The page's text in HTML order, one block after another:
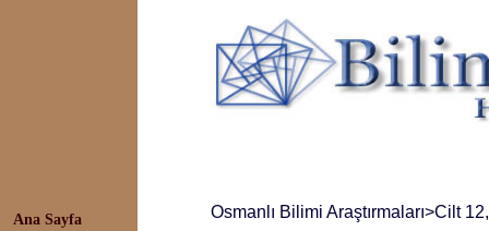
Ana Sayfa Osmanlı Bilimi Araştırmaları>Cilt